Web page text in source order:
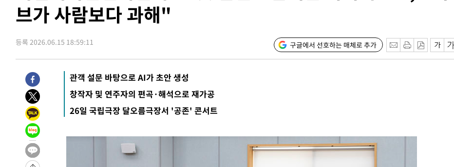
-6856초 전 >
[속보]코스닥, 2.15포인트(0.27%) 내린 797.44 출발
-6839초 전 > [속보]코스피, 119.51포인트(1.81%) 내린 6478.75 개장
-3237초 전 >서울 낮 39도 '폭염중대경보'…40도 관측 가능성도
-599초 전 >미 워싱턴주 스포캔 시의 통제불능 3개 산불, 방화선 일부 구축
2시간 전 >
[속보] 호르무즈 해협 이란-오만 협상 기대속 뉴욕증시 혼조 마감 다우
0.49%↑
-30424초 전 > [속보]코스닥, 800p 회복…0.26% 오른 801.67 마감
-30354초 전 >
[속보]코스피, 301.88포인트(4.58%) 내린 6296.38 마감
-30219초 전 >
[속보]원·달러 환율, 0.7원 내린 1423.8원 마감
-27818초 전 >
-24863초 전 >
손흥민, 5경기 연속골 실패…LAFC는 승부차기 끝 과달라하라 격파
-17464초 전 >
내일까지 39도 '펄펄'…기상청 "태풍 지나며 폭염 잠시 꺾인다"
브가 사람보다 과해"
등록 2026.06.15 18:59:11 구글에서 선호하는 매체로 추가
관객 설문 바탕으로 AI가 초안 생성
창작자 및 연주자의 편곡·해석으로 재가공
26일 국립극장 달오름극장서 '공존' 콘서트